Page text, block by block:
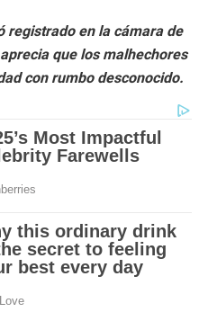
registrado en la cámara de
que los malhechores
con rumbo desconocido.